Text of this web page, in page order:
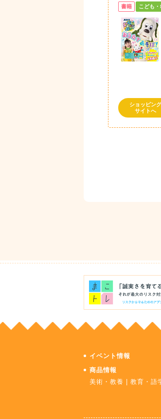
書籍 こども・
ショッピング
サイトへ
イベント情報
商品情報
美術・教養
|教育・語